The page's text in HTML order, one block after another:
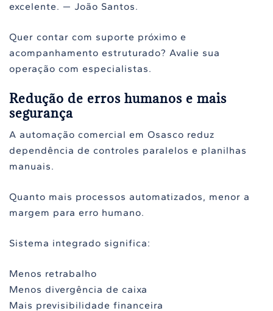
excelente. — João Santos.
Quer contar com suporte próximo e
acompanhamento estruturado? Avalie sua
operação com especialistas.
Redução de erros humanos e mais
segurança
A automação comercial em Osasco reduz
dependência de controles paralelos e planilhas
manuais.
Quanto mais processos automatizados, menor a
margem para erro humano.
Sistema integrado significa:
Menos retrabalho
Menos divergência de caixa
Mais previsibilidade financeira